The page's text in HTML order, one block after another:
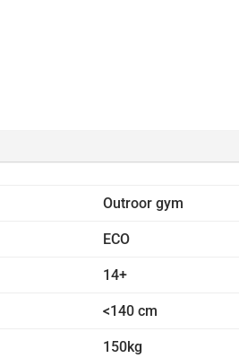
Outroor gym
ECO
14+
<140 cm
150kg